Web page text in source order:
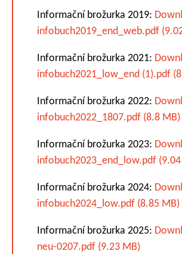
Informační brožurka 2019:
infobuch2019_end_web.pdf
Informační brožurka 2021:
infobuch2021_low_end (1).pdf
Informační brožurka 2022:
infobuch2022_1807.pdf (8.8 MB)
Informační brožurka 2023:
infobuch2023_end_low.pdf
Informační brožurka 2024:
infobuch2024_low.pdf (8.85 MB)
Informační brožurka 2025:
neu-0207.pdf (9.23 MB)